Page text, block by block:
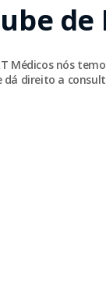
de
Médicos nós
dá direito a